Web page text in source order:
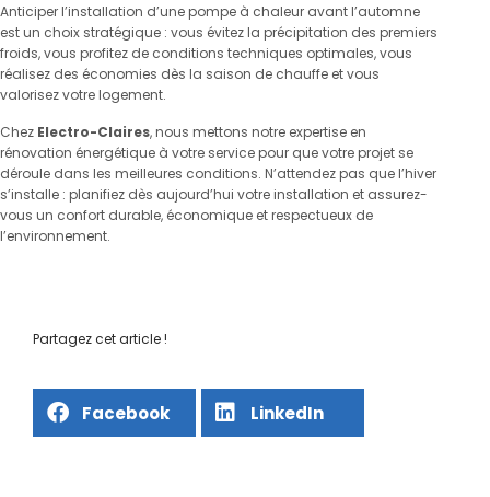
Anticiper l’installation d’une pompe à chaleur avant l’automne
est un choix stratégique : vous évitez la précipitation des premiers
froids, vous profitez de conditions techniques optimales, vous
réalisez des économies dès la saison de chauffe et vous
valorisez votre logement.
Chez Electro-Claires, nous mettons notre expertise en
rénovation énergétique à votre service pour que votre projet se
déroule dans les meilleures conditions. N’attendez pas que l’hiver
s’installe : planifiez dès aujourd’hui votre installation et assurez-
vous un confort durable, économique et respectueux de
l’environnement.
Partagez cet article !
Facebook LinkedIn